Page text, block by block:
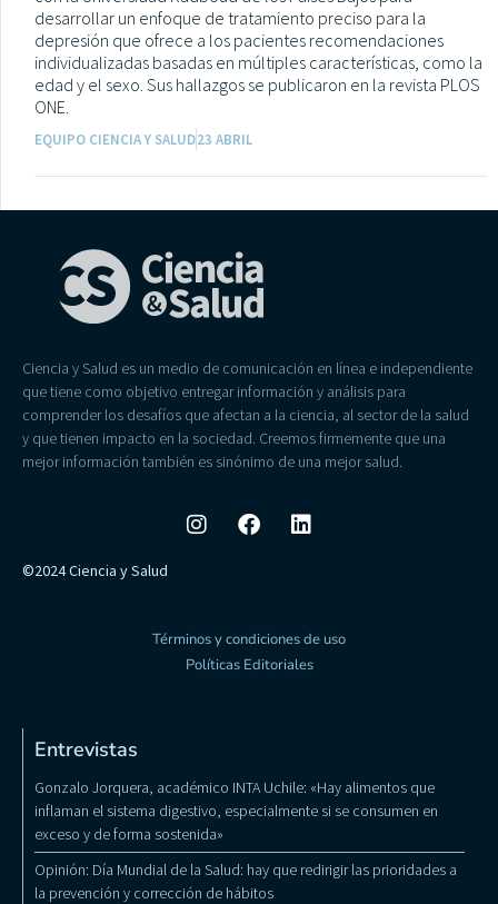
desarrollar un enfoque de tratamiento preciso para la
depresión que ofrece a los pacientes recomendaciones
individualizadas basadas en múltiples características, como la
edad y el sexo. Sus hallazgos se publicaron en la revista PLOS
ONE.
EQUIPO CIENCIA Y SALUD23 ABRIL
Ciencia y Salud es un medio de comunicación en línea e independiente
que tiene como objetivo entregar información y análisis para
comprender los desafíos que afectan a la ciencia, al sector de la salud
y que tienen impacto en la sociedad. Creemos firmemente que una
mejor información también es sinónimo de una mejor salud.
©2024 Ciencia y Salud
Términos y condiciones de uso
Políticas Editoriales
Entrevistas
Gonzalo Jorquera, académico INTA Uchile: «Hay alimentos que
inflaman el sistema digestivo, especialmente si se consumen en
exceso y de forma sostenida»
Opinión: Día Mundial de la Salud: hay que redirigir las prioridades a
la prevención y corrección de hábitos